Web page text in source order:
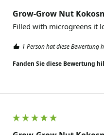
Grow-Grow Nut
Filled with microgreens it
1 Person hat diese Bewertung
Fanden Sie diese Bewertung